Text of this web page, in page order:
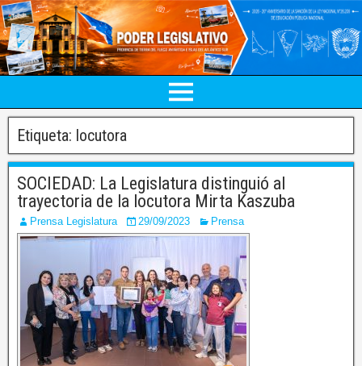
Etiqueta: locutora
SOCIEDAD: La Legislatura distinguió al
trayectoria de la locutora Mirta Kaszuba
Prensa Legislatura 29/09/2023 Prensa